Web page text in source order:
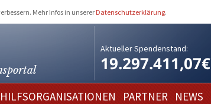
Mehr Infos in unserer Datenschutzerklärung.
Aktueller Spendenstand:
19.297.411,07€
HILFSORGANISATIONEN PARTNER NEWS